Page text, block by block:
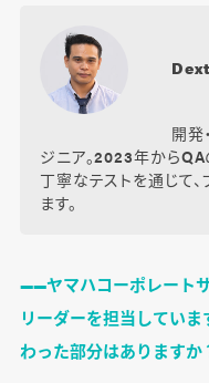
開発
ジニア。2023年から
丁寧なテストを通じて
ます。
――ヤマハコーポレート
リーダーを担当してい
わった部分はありますか